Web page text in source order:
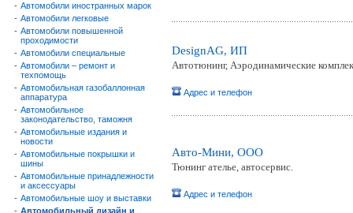
- Автомобили иностранных марок
- Автомобили легковые
- Автомобили повышенной
проходимости
- Автомобили специальные
- Автомобили – ремонт и
техпомощь
- Автомобильная газобаллонная
аппаратура
- Автомобильное
законодательство, таможня
- Автомобильные издания и
новости
- Автомобильные покрышки и
шины
- Автомобильные принадлежности
и аксессуары
- Автомобильные шоу и выставки
- Автомобильный дизайн и
DesignAG, ИП
Автотюнинг, Аэродинамические
Адрес и телефон
Авто-Мини, ООО
Тюнинг ателье, автосервис.
Адрес и телефон